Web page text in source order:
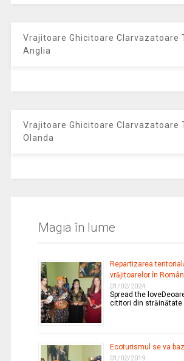
Vrajitoare Ghicitoare Clarvazatoare
Anglia
Vrajitoare Ghicitoare Clarvazatoare
Olanda
Magia în lume
Repartizarea
vrăjitoarelor în
01/02/2024
Spread the
cititori din străinătate
Ecoturismul se va
01/02/2019